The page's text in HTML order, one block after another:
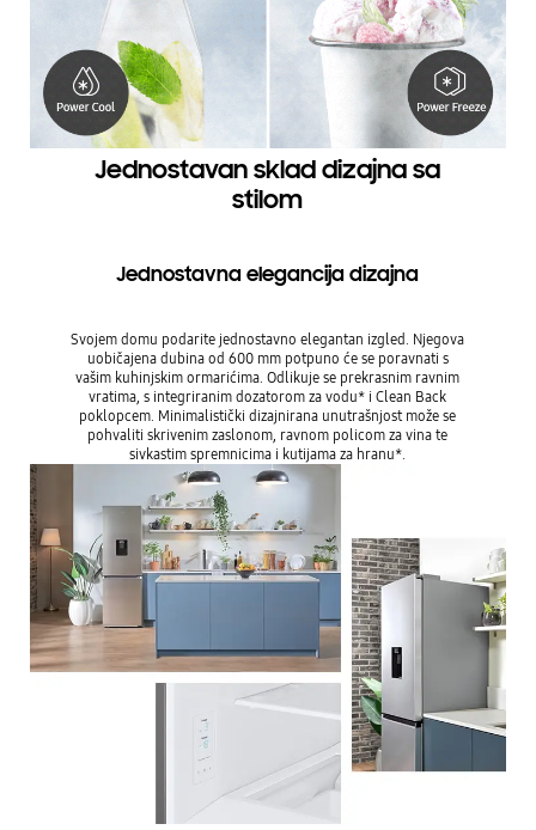
Jednostavan sklad dizajna sa
stilom
Jednostavna elegancija dizajna
Svojem domu podarite jednostavno elegantan izgled. Njegova
uobičajena dubina od 600 mm potpuno će se poravnati s
vašim kuhinjskim ormarićima. Odlikuje se prekrasnim ravnim
vratima, s integriranim dozatorom za vodu* i Clean Back
poklopcem. Minimalistički dizajnirana unutrašnjost može se
pohvaliti skrivenim zaslonom, ravnom policom za vina te
sivkastim spremnicima i kutijama za hranu*.